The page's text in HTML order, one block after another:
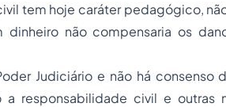
tem hoje caráter pedagógico,
não compensaria os
Judiciário e não há consenso
a responsabilidade civil e outras